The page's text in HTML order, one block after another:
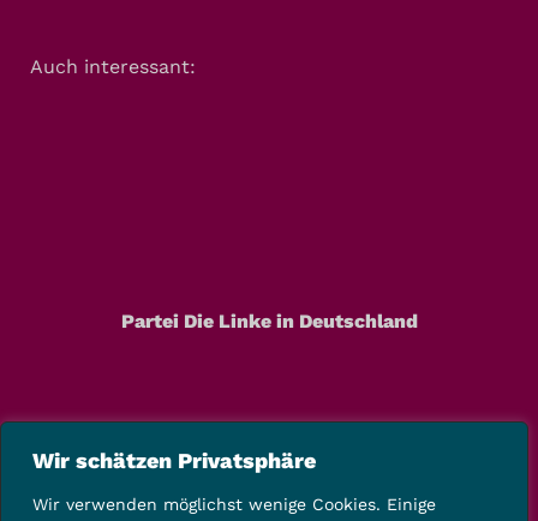
Wir schätzen Privatsphäre
Wir verwenden möglichst wenige Cookies. Einige
Auch interessant:
Partei Die Linke in Deutschland